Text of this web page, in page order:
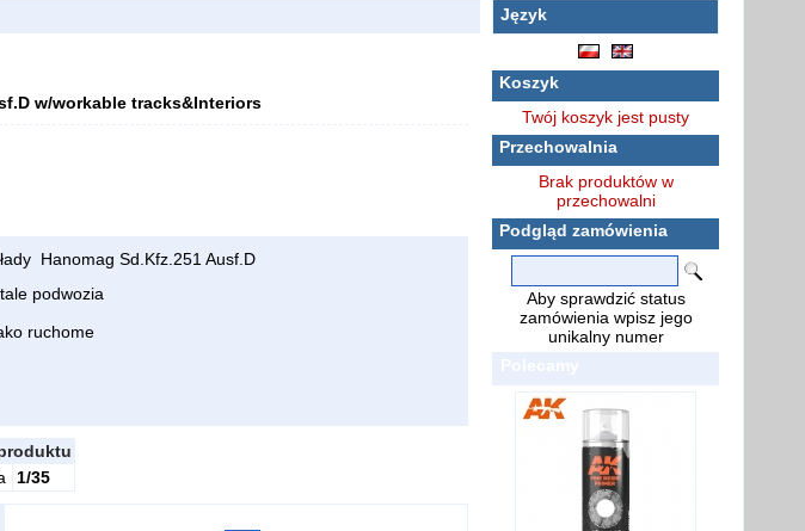
w/workable tracks&Interiors
Hanomag Sd.Kfz.251 Ausf.D
podwozia
ruchome
1/35
Język
Koszyk
Twój koszyk jest pusty
Przechowalnia
Brak produktów w
przechowalni
Podgląd zamówienia
Aby sprawdzić status
zamówienia wpisz jego
unikalny numer